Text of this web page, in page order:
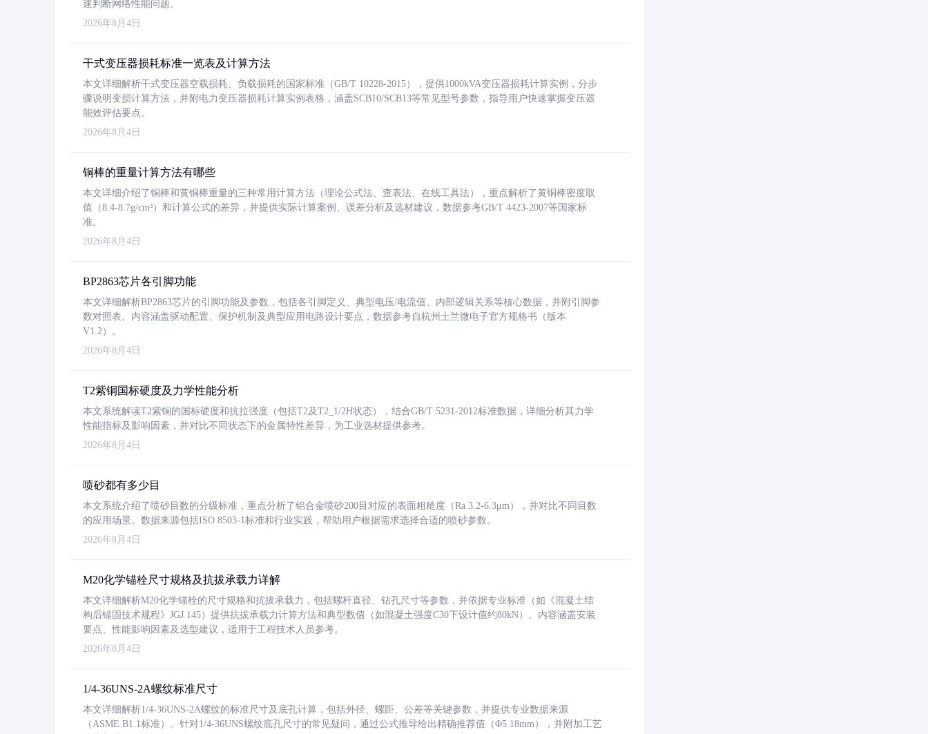
速判断网络性能问题。
2026年8月4日
干式变压器损耗标准一览表及计算方法
本文详细解析干式变压器空载损耗、负载损耗的国家标准（GB/T 10228-2015），提供1000kVA变压器损耗计算实例，分步
骤说明变损计算方法，并附电力变压器损耗计算实例表格，涵盖SCB10/SCB13等常见型号参数，指导用户快速掌握变压器
能效评估要点。
2026年8月4日
铜棒的重量计算方法有哪些
本文详细介绍了铜棒和黄铜棒重量的三种常用计算方法（理论公式法、查表法、在线工具法），重点解析了黄铜棒密度取
值（8.4-8.7g/cm³）和计算公式的差异，并提供实际计算案例、误差分析及选材建议，数据参考GB/T 4423-2007等国家标
准。
2026年8月4日
BP2863芯片各引脚功能
本文详细解析BP2863芯片的引脚功能及参数，包括各引脚定义、典型电压/电流值、内部逻辑关系等核心数据，并附引脚参
数对照表。内容涵盖驱动配置、保护机制及典型应用电路设计要点，数据参考自杭州士兰微电子官方规格书（版本
V1.2）。
2026年8月4日
T2紫铜国标硬度及力学性能分析
本文系统解读T2紫铜的国标硬度和抗拉强度（包括T2及T2_1/2H状态），结合GB/T 5231-2012标准数据，详细分析其力学
性能指标及影响因素，并对比不同状态下的金属特性差异，为工业选材提供参考。
2026年8月4日
喷砂都有多少目
本文系统介绍了喷砂目数的分级标准，重点分析了铝合金喷砂200目对应的表面粗糙度（Ra 3.2-6.3μm），并对比不同目数
的应用场景。数据来源包括ISO 8503-1标准和行业实践，帮助用户根据需求选择合适的喷砂参数。
2026年8月4日
M20化学锚栓尺寸规格及抗拔承载力详解
本文详细解析M20化学锚栓的尺寸规格和抗拔承载力，包括螺杆直径、钻孔尺寸等参数，并依据专业标准（如《混凝土结
构后锚固技术规程》JGJ 145）提供抗拔承载力计算方法和典型数值（如混凝土强度C30下设计值约80kN）。内容涵盖安装
要点、性能影响因素及选型建议，适用于工程技术人员参考。
2026年8月4日
1/4-36UNS-2A螺纹标准尺寸
本文详细解析1/4-36UNS-2A螺纹的标准尺寸及底孔计算，包括外径、螺距、公差等关键参数，并提供专业数据来源
（ASME B1.1标准）。针对1/4-36UNS螺纹底孔尺寸的常见疑问，通过公式推导给出精确推荐值（Φ5.18mm），并附加工艺